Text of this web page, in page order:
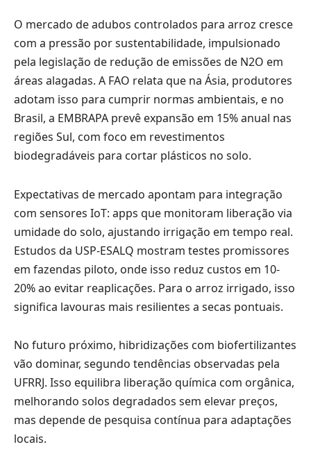
O mercado de adubos controlados para arroz cresce
com a pressão por sustentabilidade, impulsionado
pela legislação de redução de emissões de N2O em
áreas alagadas. A FAO relata que na Ásia, produtores
adotam isso para cumprir normas ambientais, e no
Brasil, a EMBRAPA prevê expansão em 15% anual nas
regiões Sul, com foco em revestimentos
biodegradáveis para cortar plásticos no solo.
Expectativas de mercado apontam para integração
com sensores IoT: apps que monitoram liberação via
umidade do solo, ajustando irrigação em tempo real.
Estudos da USP-ESALQ mostram testes promissores
em fazendas piloto, onde isso reduz custos em 10-
20% ao evitar reaplicações. Para o arroz irrigado, isso
significa lavouras mais resilientes a secas pontuais.
No futuro próximo, hibridizações com biofertilizantes
vão dominar, segundo tendências observadas pela
UFRRJ. Isso equilibra liberação química com orgânica,
melhorando solos degradados sem elevar preços,
mas depende de pesquisa contínua para adaptações
locais.